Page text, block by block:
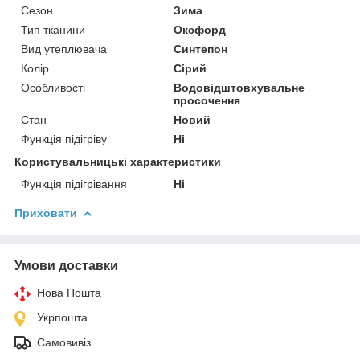
Сезон
Зима
Тип тканини
Оксфорд
Вид утеплювача
Синтепон
Колір
Сірий
Особливості
Водовідштовхувальне
просочення
Стан
Новий
Функція підігріву
Ні
Користувальницькі характеристики
Функція підігрівання
Ні
Приховати
Умови доставки
Нова Пошта
Укрпошта
Самовивіз